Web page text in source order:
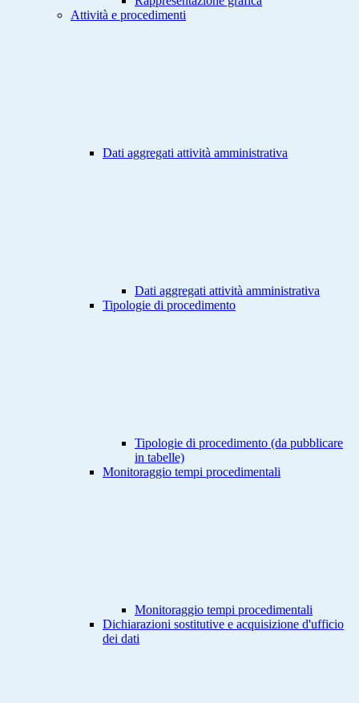
Attività e procedimenti
Dati aggregati attività amministrativa
Dati aggregati attività amministrativa
Tipologie di procedimento
Tipologie di procedimento (da pubblicare
in tabelle)
Monitoraggio tempi procedimentali
Monitoraggio tempi procedimentali
Dichiarazioni sostitutive e acquisizione d'ufficio
dei dati